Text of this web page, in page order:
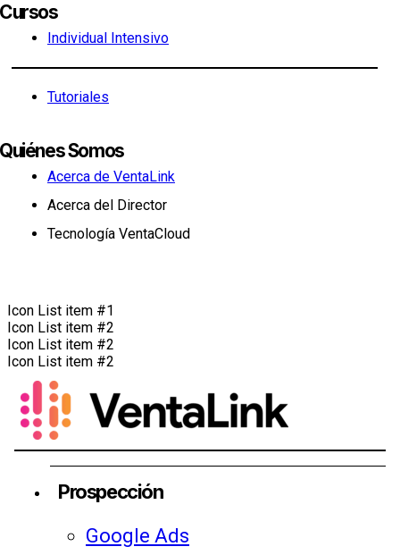
Cursos
Individual Intensivo
Tutoriales
Quiénes Somos
Acerca de VentaLink
Acerca del Director
Tecnología VentaCloud
Icon List item #1
Icon List item #2
Icon List item #2
Icon List item #2
Prospección
Google Ads